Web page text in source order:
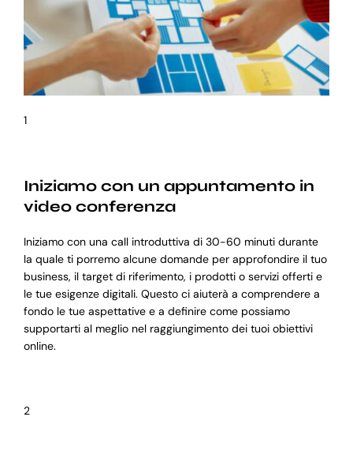
1
Iniziamo con un appuntamento in
video conferenza
Iniziamo con una call introduttiva di 30-60 minuti durante
la quale ti porremo alcune domande per approfondire il tuo
business, il target di riferimento, i prodotti o servizi offerti e
le tue esigenze digitali. Questo ci aiuterà a comprendere a
fondo le tue aspettative e a definire come possiamo
supportarti al meglio nel raggiungimento dei tuoi obiettivi
online.
2